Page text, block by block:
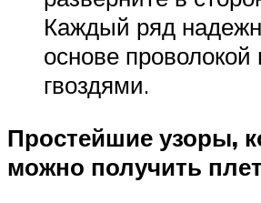
Каждый ряд
основе проволокой
гвоздями.
Простейшие узоры,
можно получить